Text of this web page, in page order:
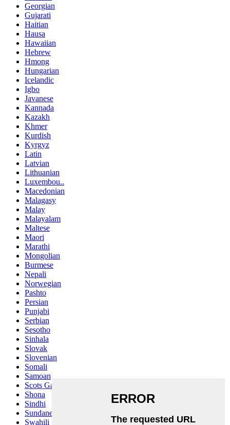
Georgian
Gujarati
Haitian
Hausa
Hawaiian
Hebrew
Hmong
Hungarian
Icelandic
Igbo
Javanese
Kannada
Kazakh
Khmer
Kurdish
Kyrgyz
Latin
Latvian
Lithuanian
Luxembou..
Macedonian
Malagasy
Malay
Malayalam
Maltese
Maori
Marathi
Mongolian
Burmese
Nepali
Norwegian
Pashto
Persian
Punjabi
Serbian
Sesotho
Sinhala
Slovak
Slovenian
Somali
Samoan
Scots Gaelic
Shona
Sindhi
Sundanese
Swahili